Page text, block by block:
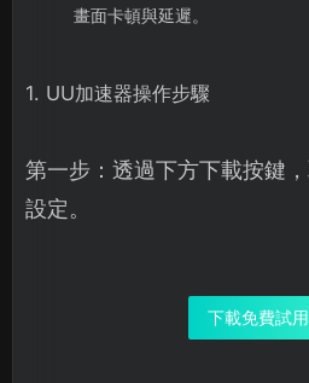
畫面卡頓與延遲。
1. UU加速器操作步驟
第一步：透過下方下載按鍵
設定。
下載免費試